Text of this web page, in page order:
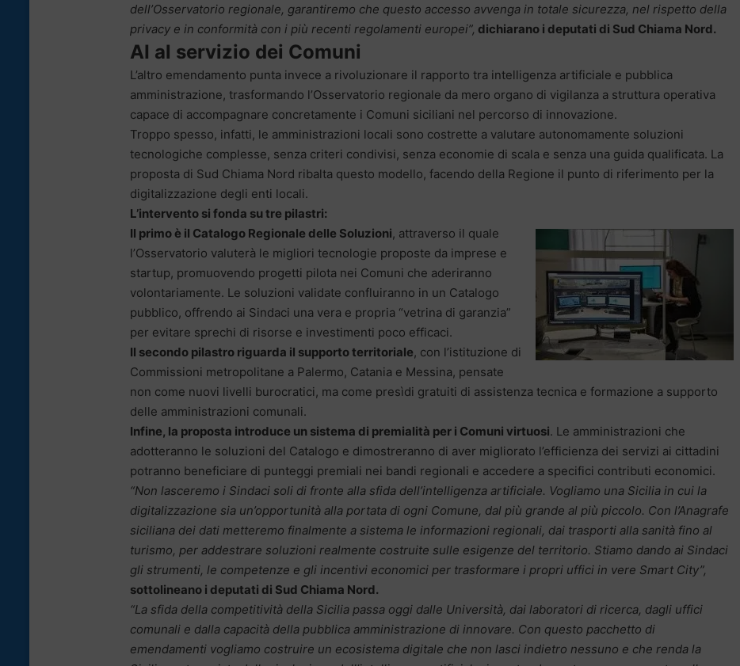
dell’Osservatorio regionale, garantiremo che questo accesso avvenga in totale sicurezza, nel rispetto della
privacy e in conformità con i più recenti regolamenti europei”, dichiarano i deputati di Sud Chiama Nord.
AI al servizio dei Comuni
L’altro emendamento punta invece a rivoluzionare il rapporto tra intelligenza artificiale e pubblica
amministrazione, trasformando l’Osservatorio regionale da mero organo di vigilanza a struttura operativa
capace di accompagnare concretamente i Comuni siciliani nel percorso di innovazione.
Troppo spesso, infatti, le amministrazioni locali sono costrette a valutare autonomamente soluzioni
tecnologiche complesse, senza criteri condivisi, senza economie di scala e senza una guida qualificata. La
proposta di Sud Chiama Nord ribalta questo modello, facendo della Regione il punto di riferimento per la
digitalizzazione degli enti locali.
L’intervento si fonda su tre pilastri:
Il primo è il Catalogo Regionale delle Soluzioni, attraverso il quale
l’Osservatorio valuterà le migliori tecnologie proposte da imprese e
startup, promuovendo progetti pilota nei Comuni che aderiranno
volontariamente. Le soluzioni validate confluiranno in un Catalogo
pubblico, offrendo ai Sindaci una vera e propria “vetrina di garanzia”
per evitare sprechi di risorse e investimenti poco efficaci.
Il secondo pilastro riguarda il supporto territoriale, con l’istituzione di
Commissioni metropolitane a Palermo, Catania e Messina, pensate
non come nuovi livelli burocratici, ma come presìdi gratuiti di assistenza tecnica e formazione a supporto
delle amministrazioni comunali.
Infine, la proposta introduce un sistema di premialità per i Comuni virtuosi. Le amministrazioni che
adotteranno le soluzioni del Catalogo e dimostreranno di aver migliorato l’efficienza dei servizi ai cittadini
potranno beneficiare di punteggi premiali nei bandi regionali e accedere a specifici contributi economici.
“Non lasceremo i Sindaci soli di fronte alla sfida dell’intelligenza artificiale. Vogliamo una Sicilia in cui la
digitalizzazione sia un’opportunità alla portata di ogni Comune, dal più grande al più piccolo. Con l’Anagrafe
siciliana dei dati metteremo finalmente a sistema le informazioni regionali, dai trasporti alla sanità fino al
turismo, per addestrare soluzioni realmente costruite sulle esigenze del territorio. Stiamo dando ai Sindaci
gli strumenti, le competenze e gli incentivi economici per trasformare i propri uffici in vere Smart City”,
sottolineano i deputati di Sud Chiama Nord.
“La sfida della competitività della Sicilia passa oggi dalle Università, dai laboratori di ricerca, dagli uffici
comunali e dalla capacità della pubblica amministrazione di innovare. Con questo pacchetto di
emendamenti vogliamo costruire un ecosistema digitale che non lasci indietro nessuno e che renda la